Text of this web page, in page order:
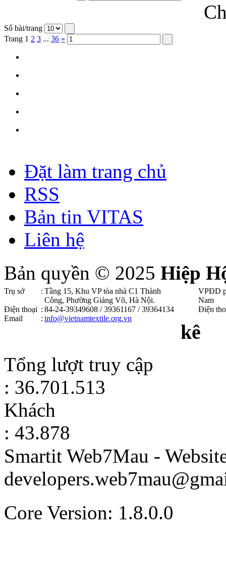
Số bài/trang
Trang 1 2 3 ... 36 »
Đặt làm trang chủ
RSS
Bản tin VITAS
Liên hệ
Bản quyền © 2025 Hiệp
Trụ sở : Tầng 15, Khu VP tòa nhà C1 Thành
Công, Phường Giảng Võ, Hà Nội .
Điện thoại : 84-24-39349608 / 39361167 / 39364134
Email
: info@vietnamtextile.org.vn
VPĐD
Nam
Điện
kê
Tổng lượt truy cập
: 36.701.513
Khách
: 43.878
Smartit Web7Mau -
Core Version: 1.8.0.0